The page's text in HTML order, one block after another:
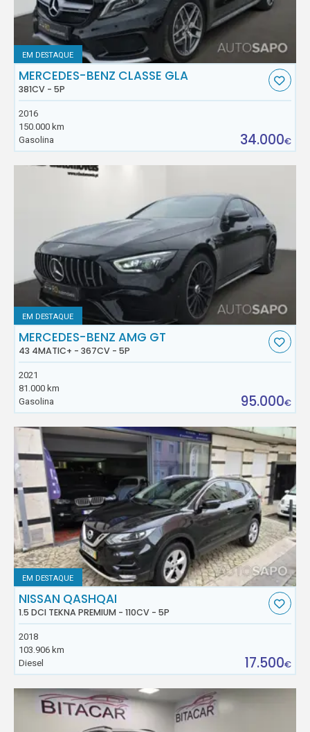
EM DESTAQUE
MERCEDES-BENZ CLASSE GLA
381CV - 5P
2016
150.000 km
Gasolina
34.000€
EM DESTAQUE
MERCEDES-BENZ AMG GT
43 4MATIC+ - 367CV - 5P
2021
81.000 km
Gasolina
95.000€
EM DESTAQUE
NISSAN QASHQAI
1.5 DCI TEKNA PREMIUM - 110CV - 5P
2018
103.906 km
Diesel
17.500€